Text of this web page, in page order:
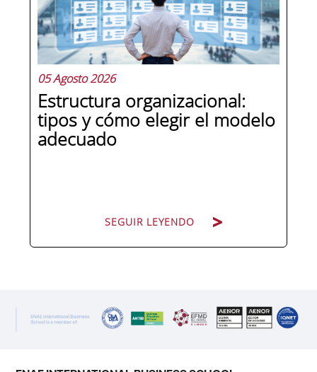
responsabilidad penal a las personas
jurídicas, las empresas de cualquier...
05 Agosto 2026
Estructura organizacional:
tipos y cómo elegir el modelo
adecuado
SEGUIR LEYENDO
cambia de dirección estratégica, una
de las primeras preguntas que surgen
respuesta no es trivial. La estructura